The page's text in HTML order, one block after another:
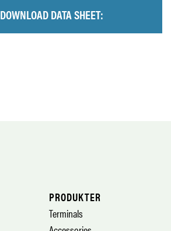
DOWNLOAD DATA SHEET:
PRODUKTER
Terminals